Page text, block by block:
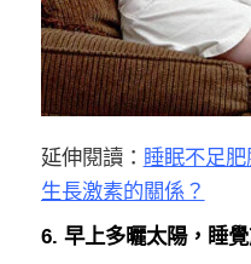
延伸閱讀： 睡眠不足
生長激素的關係？
6. 早上多曬太陽，睡